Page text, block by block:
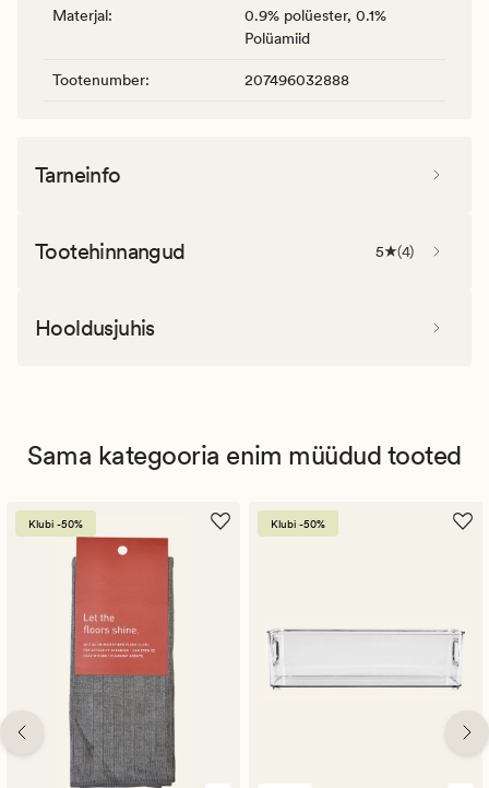
Materjal:
0.9% polüester, 0.1%
Polüamiid
Tootenumber: 207496032888
Tarneinfo
Tootehinnangud 5 (4)
Hooldusjuhis
Sama kategooria enim müüdud tooted
Klubi -50% Klubi -50%